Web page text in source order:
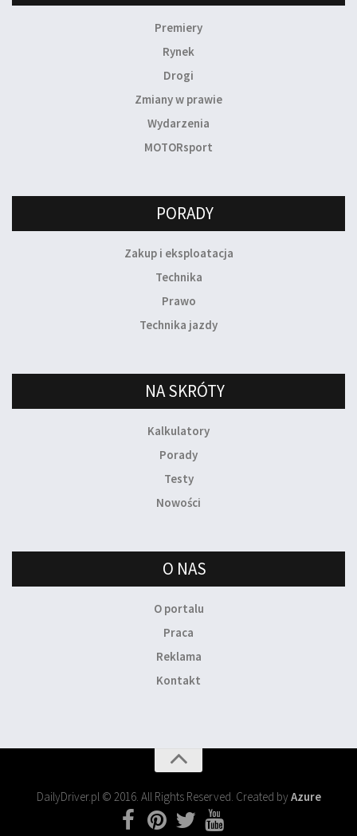
Premiery
Rynek
Drogi
Zmiany w prawie
Wydarzenia
MOTORsport
PORADY
Zakup i eksploatacja
Technika
Prawo
Technika jazdy
NA SKRÓTY
Kalkulatory
Porady
Testy
Nowości
O NAS
O portalu
Praca
Reklama
Kontakt
DailyDriver.pl © 2016. All Rights Reserved. Created byAzure